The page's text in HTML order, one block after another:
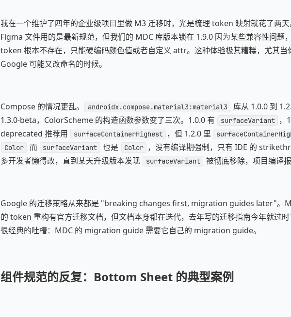
我在一个维护了四年的企业级项目里做 M3 迁移时，光是梳理 token 映射就花了两
Figma 文件用的是最新规范，但我们的 MDC 库版本锁在 1.9.0 因为某些兼容性问题
token 根本不存在，只能硬编码颜色值或者自定义 attr。这种体验极其糟糕，尤其当
Google 可能又改命名的时候。
Compose 的情况更乱。 androidx.compose.material3:material3
库从 1.0.0 到
1.3.0-beta，ColorScheme 的构造函数参数变了三次。1.0.0 有
surfaceVariant ，
deprecated 推荐用
surfaceContainerHighest ，但 1.2.0 里
Color 而 surfaceVariant 也是 Color ，没有编译期强制，只有 IDE 的
多开发者懒得改，直到某天升级版本发现
surfaceVariant 被彻底移除，项目编译报
Google 的迁移策略从来都是 "breaking changes first, migration guides later"。
的 token 重构有官方迁移文档，但文档本身都在迭代，去年写的迁移指南今年就过
很经典的吐槽：MDC 的 migration guide 需要它自己的 migration guide。
组件规范的反复：Bottom Sheet 的典型案例